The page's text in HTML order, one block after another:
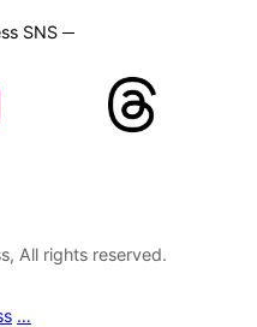
SNS ─
All rights reserved.
…